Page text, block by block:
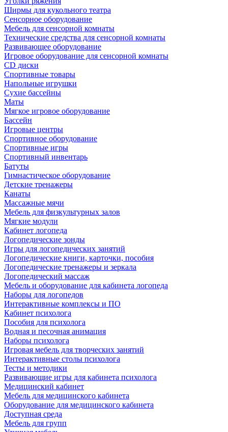
Ширмы для кукольного театра
Сенсорное оборудование
Мебель для сенсорной комнаты
Технические средства для сенсорной комнаты
Развивающее оборудование
Игровое оборудование для сенсорной комнаты
CD диски
Спортивные товары
Напольные игрушки
Сухие бассейны
Маты
Мягкое игровое оборудование
Бассейн
Игровые центры
Спортивное оборудование
Спортивные игры
Спортивный инвентарь
Батуты
Гимнастическое оборудование
Детские тренажеры
Канаты
Массажные мячи
Мебель для физкультурных залов
Мягкие модули
Кабинет логопеда
Логопедические зонды
Игры для логопедических занятий
Логопедические книги, карточки, пособия
Логопедические тренажеры и зеркала
Логопедический массаж
Мебель и оборудование для кабинета логопеда
Наборы для логопедов
Интерактивные комплексы и ПО
Кабинет психолога
Пособия для психолога
Водная и песочная анимация
Наборы психолога
Игровая мебель для творческих занятий
Интерактивные столы психолога
Тесты и методики
Развивающие игры для кабинета психолога
Медицинский кабинет
Мебель для медицинского кабинета
Оборудование для медицинского кабинета
Доступная среда
Мебель для групп